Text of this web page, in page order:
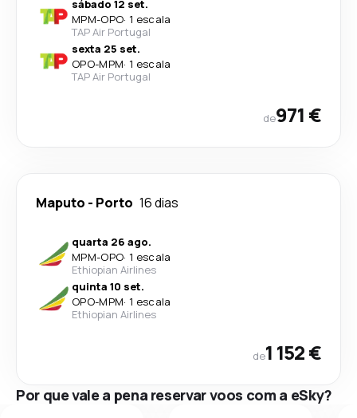
sábado 12 set.
MPM-OPO· 1 escala
TAP Air Portugal
sexta 25 set.
OPO-MPM· 1 escala
TAP Air Portugal
de971 €
Maputo - Porto 16 dias
quarta 26 ago.
MPM-OPO· 1 escala
Ethiopian Airlines
quinta 10 set.
OPO-MPM· 1 escala
Ethiopian Airlines
de1 152 €
Por que vale a pena reservar voos com a eSky?